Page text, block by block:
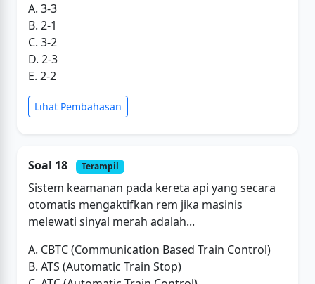
A. 3-3
B. 2-1
C. 3-2
D. 2-3
E. 2-2
Lihat Pembahasan
Soal 18 Terampil
Sistem keamanan pada kereta api yang secara
otomatis mengaktifkan rem jika masinis
melewati sinyal merah adalah...
A. CBTC (Communication Based Train Control)
B. ATS (Automatic Train Stop)